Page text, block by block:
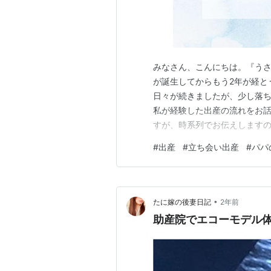
みなさん、こんにちは。『う
が誕生してからもう2年が経
日々が続きましたが、少し落
私が経験した出産の流れをお
すが、時系列でお伝えします
娘は、桜が満開の4月上旬に
が過ぎていくように感じてい
#出産 #立ち会い出産 #パパ
たに嫁の後妻日記 • 2年前
助産院でエコーモデル